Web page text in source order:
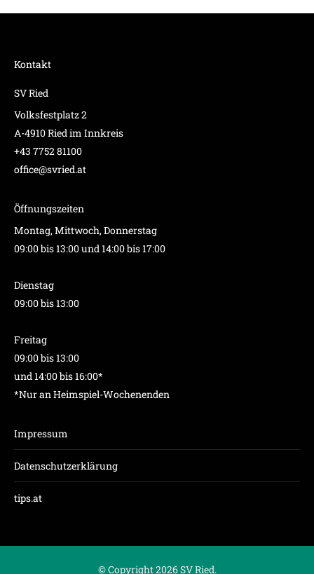
Kontakt
SV Ried
Volksfestplatz 2
A-4910 Ried im Innkreis
+43 7752 81100
office@svried.at
Öffnungszeiten
Montag, Mittwoch, Donnerstag
09:00 bis 13:00 und 14:00 bis 17:00
Dienstag
09:00 bis 13:00
Freitag
09:00 bis 13:00
und 14:00 bis 16:00*
*Nur an Heimspiel-Wochenenden
Impressum
Datenschutzerklärung
tips.at
© Copyright 2026 SV Ried.